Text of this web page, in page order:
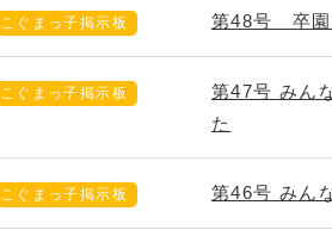
こぐまっ子掲示板 第48号 卒園
こぐまっ子掲示板
第47号 みん
た
こぐまっ子掲示板 第46号 みん